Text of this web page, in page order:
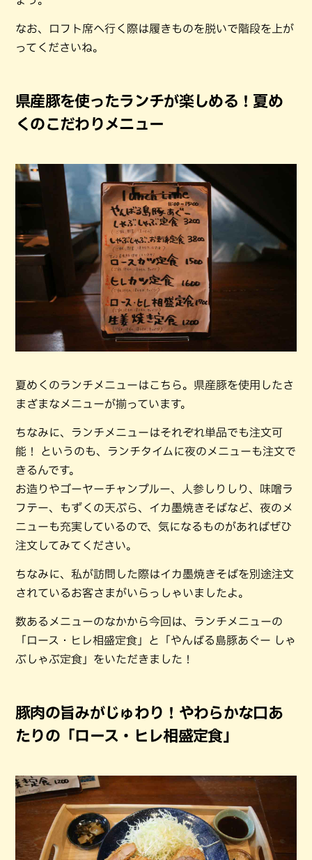
なお、ロフト席へ行く際は履きものを脱いで階段を上が
ってくださいね。
県産豚を使ったランチが楽しめる！夏め
くのこだわりメニュー
夏めくのランチメニューはこちら。県産豚を使用したさ
まざまなメニューが揃っています。
ちなみに、ランチメニューはそれぞれ単品でも注文可
能！ というのも、ランチタイムに夜のメニューも注文で
きるんです。
お造りやゴーヤーチャンプルー、人参しりしり、味噌ラ
フテー、もずくの天ぷら、イカ墨焼きそばなど、夜のメ
ニューも充実しているので、気になるものがあればぜひ
注文してみてください。
ちなみに、私が訪問した際はイカ墨焼きそばを別途注文
されているお客さまがいらっしゃいましたよ。
数あるメニューのなかから今回は、ランチメニューの
「ロース・ヒレ相盛定食」と「やんばる島豚あぐー しゃ
ぶしゃぶ定食」をいただきました！
豚肉の旨みがじゅわり！やわらかな口あ
たりの「ロース・ヒレ相盛定食」